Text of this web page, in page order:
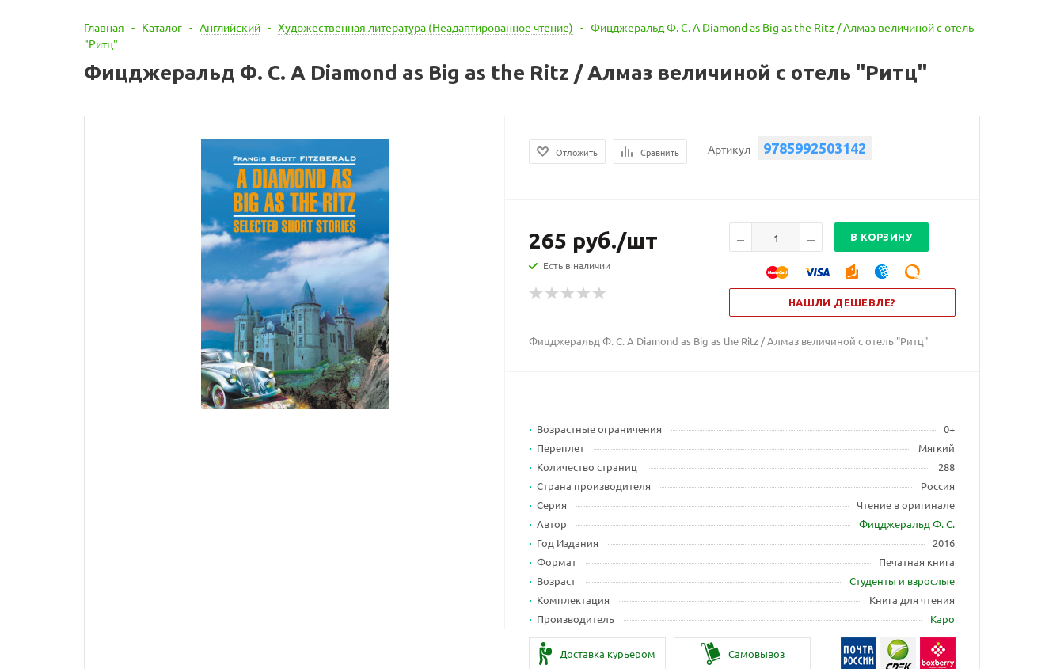
Главная - Каталог - Английский - Художественная литература (Неадаптированное чтение) - Фицджеральд Ф. С. A Diamond as Big as the Ritz / Алмаз величиной с отель
"Ритц"
Фицджеральд Ф. С. A Diamond as Big as the Ritz / Алмаз величиной с отель "Ритц"
Отложить Сравнить Артикул 9785992503142
265 руб./шт
Есть в наличии
В КОРЗИНУ
НАШЛИ ДЕШЕВЛЕ?
Фицджеральд Ф. С. A Diamond as Big as the Ritz / Алмаз величиной с отель "Ритц"
Возрастные ограничения
0+
Переплет
Мягкий
Количество страниц
288
Страна производителя
Россия
Серия
Чтение в оригинале
Автор
Фицджеральд Ф. С.
Год Издания
2016
Формат
Печатная книга
Возраст
Студенты и взрослые
Комплектация
Книга для чтения
Производитель
Каро
Доставка курьером Самовывоз